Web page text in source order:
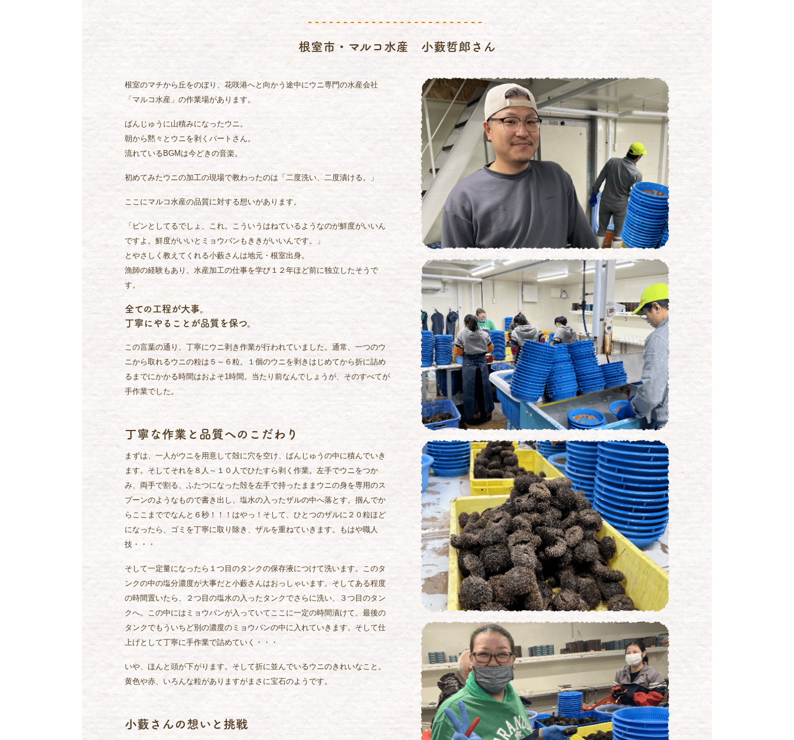
根室市・マルコ水産 小藪哲郎さん
根室のマチから丘をのぼり、花咲港へと向かう途中にウニ専門の水産会社
「マルコ水産」の作業場があります。
ばんじゅうに山積みになったウニ。
朝から黙々とウニを剥くパートさん。
流れているBGMは今どきの音楽。
初めてみたウニの加工の現場で教わったのは「二度洗い、二度漬ける。」
ここにマルコ水産の品質に対する想いがあります。
「ピンとしてるでしょ、これ。こういうはねているようなのが鮮度がいいん
ですよ。鮮度がいいとミョウバンもききがいいんです。」
とやさしく教えてくれる小藪さんは地元・根室出身。
漁師の経験もあり、水産加工の仕事を学び１２年ほど前に独立したそうで
す。
全ての工程が大事。
丁寧にやることが品質を保つ。
この言葉の通り、丁寧にウニ剥き作業が行われていました。通常、一つのウ
ニから取れるウニの粒は５～６粒。１個のウニを剥きはじめてから折に詰め
るまでにかかる時間はおよそ1時間。当たり前なんでしょうが、そのすべてが
手作業でした。
丁寧な作業と品質へのこだわり
まずは、一人がウニを用意して殻に穴を空け、ばんじゅうの中に積んでいき
ます。そしてそれを８人～１０人でひたすら剥く作業。左手でウニをつか
み、両手で割る、ふたつになった殻を左手で持ったままウニの身を専用のス
プーンのようなもので書き出し、塩水の入ったザルの中へ落とす。掴んでか
らここまででなんと６秒！！！はやっ！そして、ひとつのザルに２０粒ほど
になったら、ゴミを丁寧に取り除き、ザルを重ねていきます。もはや職人
技・・・
そして一定量になったら１つ目のタンクの保存液につけて洗います。このタ
ンクの中の塩分濃度が大事だと小藪さんはおっしゃいます。そしてある程度
の時間置いたら、２つ目の塩水の入ったタンクでさらに洗い、３つ目のタン
クへ。この中にはミョウバンが入っていてここに一定の時間漬けて、最後の
タンクでもういちど別の濃度のミョウバンの中に入れていきます。そして仕
上げとして丁寧に手作業で詰めていく・・・
いや、ほんと頭が下がります。そして折に並んでいるウニのきれいなこと。
黄色や赤、いろんな粒がありますがまさに宝石のようです。
小藪さんの想いと挑戦